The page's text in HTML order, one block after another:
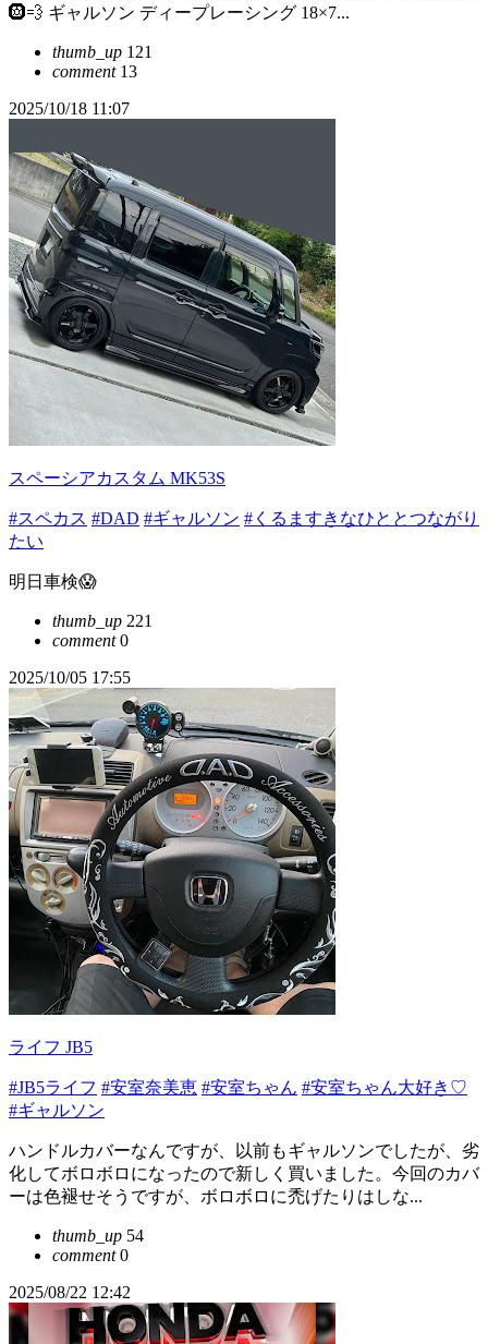
🛞💨 ギャルソン ディープレーシング 18×7...
thumb_up 121
comment13
2025/10/18 11:07
スペーシアカスタム MK53S
#スペカス #DAD #ギャルソン #くるますきなひととつながり
たい
明日車検😱
thumb_up 221
comment0
2025/10/05 17:55
ライフ JB5
#JB5ライフ #安室奈美恵 #安室ちゃん #安室ちゃん大好き♡
#ギャルソン
ハンドルカバーなんですが、以前もギャルソンでしたが、劣
化してボロボロになったので新しく買いました。今回のカバ
ーは色褪せそうですが、ボロボロに禿げたりはしな...
thumb_up 54
comment0
2025/08/22 12:42